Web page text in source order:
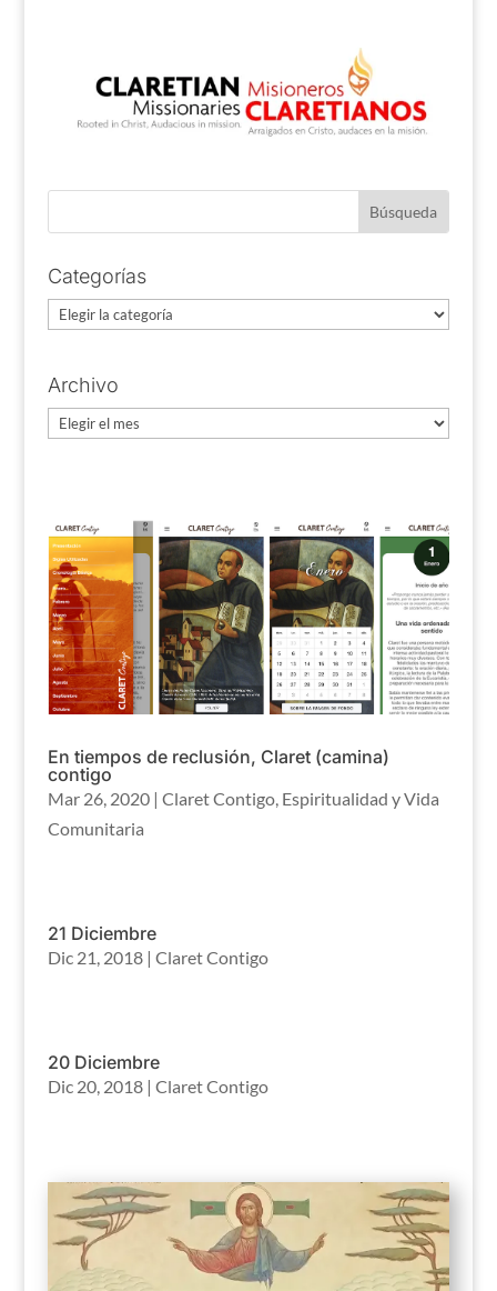
Categorías
Categorías
Archivo
Archivo
En tiempos de reclusión, Claret (camina)
contigo
Mar 26, 2020| Claret Contigo, Espiritualidad y Vida
Comunitaria
21 Diciembre
Dic 21, 2018| Claret Contigo
20 Diciembre
Dic 20, 2018| Claret Contigo